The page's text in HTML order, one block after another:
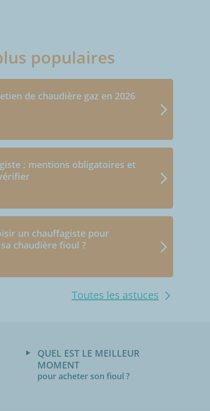
populaires
de chaudière gaz en 2026
: mentions obligatoires et
un chauffagiste pour
chaudière fioul ?
Toutes les astuces
QUEL EST LE MEILLEUR
MOMENT
pour acheter son fioul ?